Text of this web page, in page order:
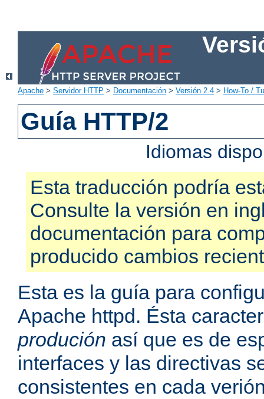
Apache > Servidor HTTP > Documentación > Versión 2.4 > How-To /
Guía HTTP/2
Idiomas
Esta traducción podría
Consulte la versión en
documentación para
producido cambios
Esta es la guía para
Apache httpd. Ésta
produción así que es de
interfaces y las directivas
consistentes en cada